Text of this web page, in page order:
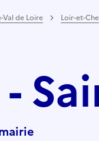
Val de Loire Loir-et-